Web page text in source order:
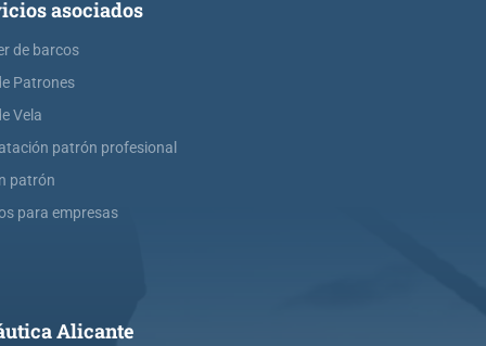
asociados
de barcos
Patrones
Vela
patrón profesional
patrón
para empresas
Alicante